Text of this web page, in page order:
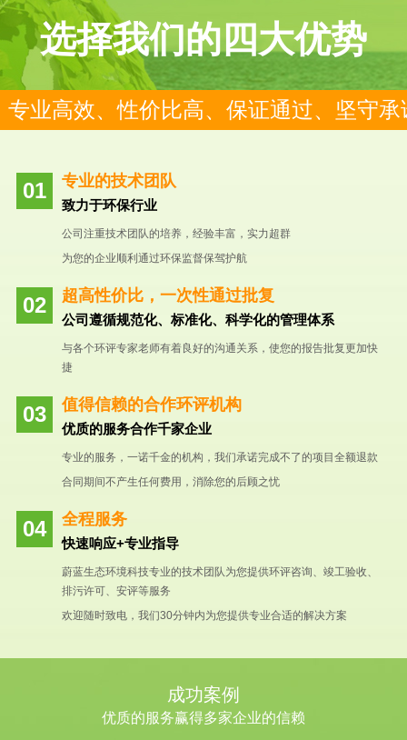
选择我们的四大优势
专业高效、性价比高、保证通过、坚守承
专业的技术团队
致力于环保行业
公司注重技术团队的培养，经验丰富，实力超群
为您的企业顺利通过环保监督保驾护航
超高性价比，一次性通过批复
公司遵循规范化、标准化、科学化的管理体系
与各个环评专家老师有着良好的沟通关系，使您的报告批复更加快
捷
值得信赖的合作环评机构
优质的服务合作千家企业
专业的服务，一诺千金的机构，我们承诺完成不了的项目全额退款
合同期间不产生任何费用，消除您的后顾之忧
全程服务
快速响应+专业指导
蔚蓝生态环境科技专业的技术团队为您提供环评咨询、竣工验收、
排污许可、安评等服务
欢迎随时致电，我们30分钟内为您提供专业合适的解决方案
成功案例
优质的服务赢得多家企业的信赖